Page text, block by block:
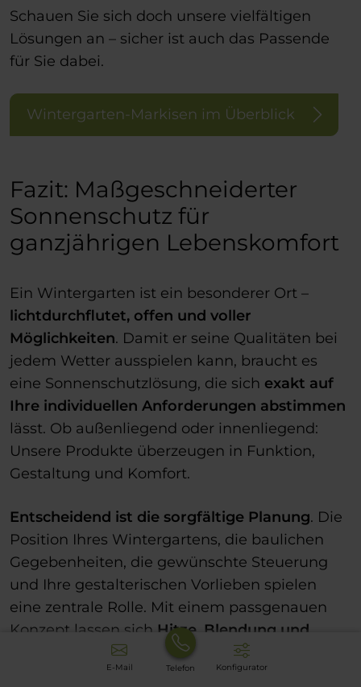
Schauen Sie sich doch unsere vielfältigen
Lösungen an – sicher ist auch das Passende
für Sie dabei.
Wintergarten-Markisen im Überblick
Fazit: Maßgeschneiderter
Sonnenschutz für
ganzjährigen Lebenskomfort
Ein Wintergarten ist ein besonderer Ort –
lichtdurchflutet, offen und voller
Möglichkeiten. Damit er seine Qualitäten bei
jedem Wetter ausspielen kann, braucht es
eine Sonnenschutzlösung, die sich exakt auf
Ihre individuellen Anforderungen abstimmen
lässt. Ob außenliegend oder innenliegend:
Unsere Produkte überzeugen in Funktion,
Gestaltung und Komfort.
Entscheidend ist die sorgfältige Planung. Die
Position Ihres Wintergartens, die baulichen
Gegebenheiten, die gewünschte Steuerung
und Ihre gestalterischen Vorlieben spielen
eine zentrale Rolle. Mit einem passgenauen
Konzept lassen sich Hitze, Blendung und
unerwünschte Einblicke wirksam regulieren
ohne Einschränkungen hinsichtlich Offenheit
E-Mail Telefon Konfigurator